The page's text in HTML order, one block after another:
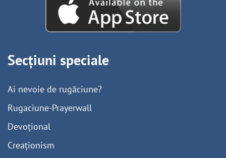
Secțiuni speciale
Ai nevoie de rugăciune?
Rugaciune-Prayerwall
Devoțional
Creaționism